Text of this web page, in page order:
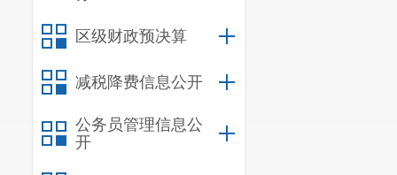
区级财政预决算
减税降费信息公开
公务员管理信息公
开